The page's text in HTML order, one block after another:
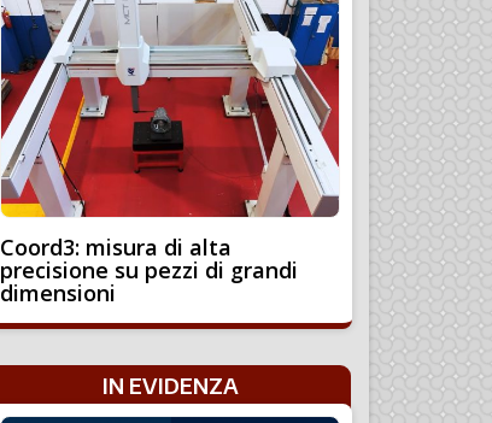
Coord3: misura di alta
precisione su pezzi di grandi
dimensioni
IN EVIDENZA